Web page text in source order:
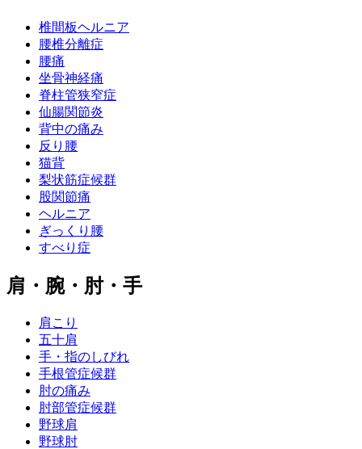
椎間板ヘルニア
腰椎分離症
腰痛
坐骨神経痛
脊柱管狭窄症
仙腸関節炎
背中の痛み
反り腰
猫背
梨状筋症候群
股関節痛
ヘルニア
ぎっくり腰
すべり症
肩・腕・肘・手
肩こり
五十肩
手・指のしびれ
手根管症候群
肘の痛み
肘部管症候群
野球肩
野球肘